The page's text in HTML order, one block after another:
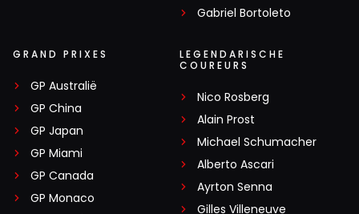
Gabriel Bortoleto
GRAND PRIXES
GP Australië
GP China
GP Japan
GP Miami
GP Canada
GP Monaco
LEGENDARISCHE
COUREURS
Nico Rosberg
Alain Prost
Michael Schumacher
Alberto Ascari
Ayrton Senna
Gilles Villeneuve